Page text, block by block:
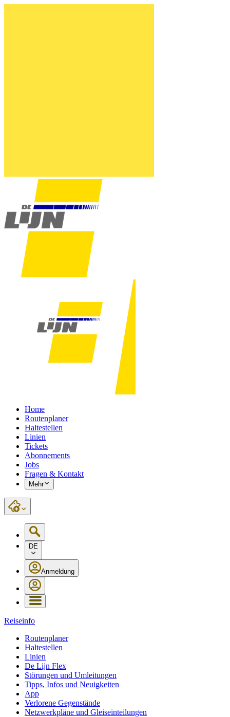
Home
Routenplaner
Haltestellen
Linien
Tickets
Abonnements
Jobs
Fragen & Kontakt
Mehr
DE
Anmeldung
Reiseinfo
Routenplaner
Haltestellen
Linien
De Lijn Flex
Störungen und Umleitungen
Tipps, Infos und Neuigkeiten
App
Verlorene Gegenstände
Netzwerkpläne und Gleiseinteilungen